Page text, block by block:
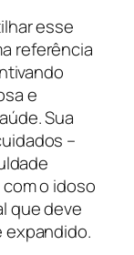
esse
referência
e
Sua
–
o idoso
que deve